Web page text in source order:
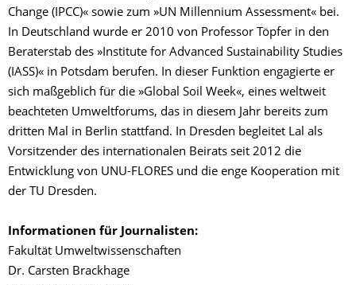
Change (IPCC)« sowie zum »UN Millennium Assessment« bei.
In Deutschland wurde er 2010 von Professor Töpfer in den
Beraterstab des »Institute for Advanced Sustainability Studies
(IASS)« in Potsdam berufen. In dieser Funktion engagierte er
sich maßgeblich für die »Global Soil Week«, eines weltweit
beachteten Umweltforums, das in diesem Jahr bereits zum
dritten Mal in Berlin stattfand. In Dresden begleitet Lal als
Vorsitzender des internationalen Beirats seit 2012 die
Entwicklung von UNU-FLORES und die enge Kooperation mit
der TU Dresden.
Informationen für Journalisten:
Fakultät Umweltwissenschaften
Dr. Carsten Brackhage